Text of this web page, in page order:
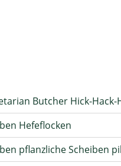
Butcher Hick-Hack-
Hefeflocken
pflanzliche Scheiben